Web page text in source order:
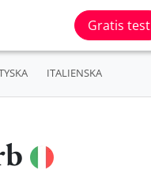
Gratis test
ITALIENSKA